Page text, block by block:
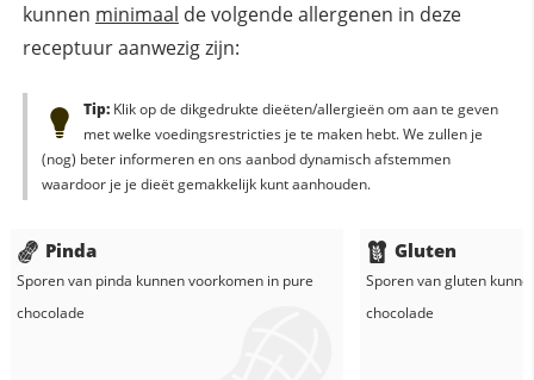
kunnen minimaal de volgende allergenen in deze
receptuur aanwezig zijn:
Tip:Klik op de dikgedrukte dieëten/allergieën om aan te geven
met welke voedingsrestricties je te maken hebt. We zullen je
(nog) beter informeren en ons aanbod dynamisch afstemmen
waardoor je je dieët gemakkelijk kunt aanhouden.
Pinda
Sporen van pinda kunnen voorkomen in pure
chocolade
Gluten
Sporen van gluten
chocolade